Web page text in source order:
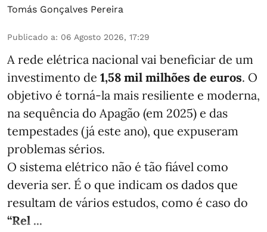
Tomás Gonçalves Pereira
Publicado a: 06 Agosto 2026, 17:29
A rede elétrica nacional vai beneficiar de um
investimento de 1,58 mil milhões de euros. O
objetivo é torná-la mais resiliente e moderna,
na sequência do Apagão (em 2025) e das
tempestades (já este ano), que expuseram
problemas sérios.
O sistema elétrico não é tão fiável como
deveria ser. É o que indicam os dados que
resultam de vários estudos, como é caso do
“Rel ...